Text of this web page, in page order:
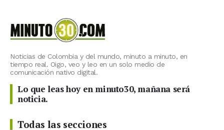
Noticias de Colombia y del mundo, minuto a minuto, en
tiempo real. Oigo, veo y leo en un solo medio de
comunicación nativo digital.
Lo que leas hoy en minuto30, mañana será
noticia.
Todas las secciones